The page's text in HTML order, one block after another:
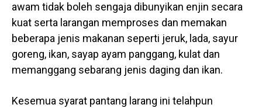
awam tidak boleh sengaja dibunyikan enjin secara
kuat serta larangan memproses dan memakan
beberapa jenis makanan seperti jeruk, lada, sayur
goreng, ikan, sayap ayam panggang, kulat dan
memanggang sebarang jenis daging dan ikan.
Kesemua syarat pantang larang ini telahpun